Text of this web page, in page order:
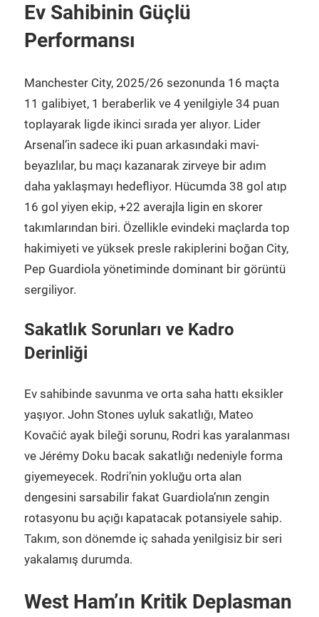
Ev Sahibinin Güçlü
Performansı
Manchester City, 2025/26 sezonunda 16 maçta
11 galibiyet, 1 beraberlik ve 4 yenilgiyle 34 puan
toplayarak ligde ikinci sırada yer alıyor. Lider
Arsenal’in sadece iki puan arkasındaki mavi-
beyazlılar, bu maçı kazanarak zirveye bir adım
daha yaklaşmayı hedefliyor. Hücumda 38 gol atıp
16 gol yiyen ekip, +22 averajla ligin en skorer
takımlarından biri. Özellikle evindeki maçlarda top
hakimiyeti ve yüksek presle rakiplerini boğan City,
Pep Guardiola yönetiminde dominant bir görüntü
sergiliyor.
Sakatlık Sorunları ve Kadro
Derinliği
Ev sahibinde savunma ve orta saha hattı eksikler
yaşıyor. John Stones uyluk sakatlığı, Mateo
Kovačić ayak bileği sorunu, Rodri kas yaralanması
ve Jérémy Doku bacak sakatlığı nedeniyle forma
giyemeyecek. Rodri’nin yokluğu orta alan
dengesini sarsabilir fakat Guardiola’nın zengin
rotasyonu bu açığı kapatacak potansiyele sahip.
Takım, son dönemde iç sahada yenilgisiz bir seri
yakalamış durumda.
West Ham’ın Kritik Deplasman